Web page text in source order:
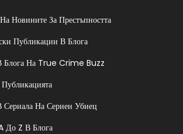
Новините За Престъпността
Публикации В Блога
Блога На True Crime Buzz
На Сериен Убиец
До Z В Блога